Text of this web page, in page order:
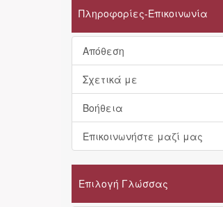
Πληροφορίες-Επικοινωνία
Απόθεση
Σχετικά με
Βοήθεια
Επικοινωνήστε μαζί μας
Επιλογή Γλώσσας